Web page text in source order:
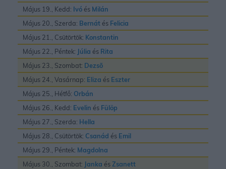
Május 19., Kedd: Ivó és Milán
Május 20., Szerda: Bernát és Felicia
Május 21., Csütörtök: Konstantin
Május 22., Péntek: Júlia és Rita
Május 23., Szombat: Dezsõ
Május 24., Vasárnap: Eliza és Eszter
Május 25., Hétfő: Orbán
Május 26., Kedd: Evelin és Fülöp
Május 27., Szerda: Hella
Május 28., Csütörtök: Csanád és Emil
Május 29., Péntek: Magdolna
Május 30., Szombat: Janka ésZsanett